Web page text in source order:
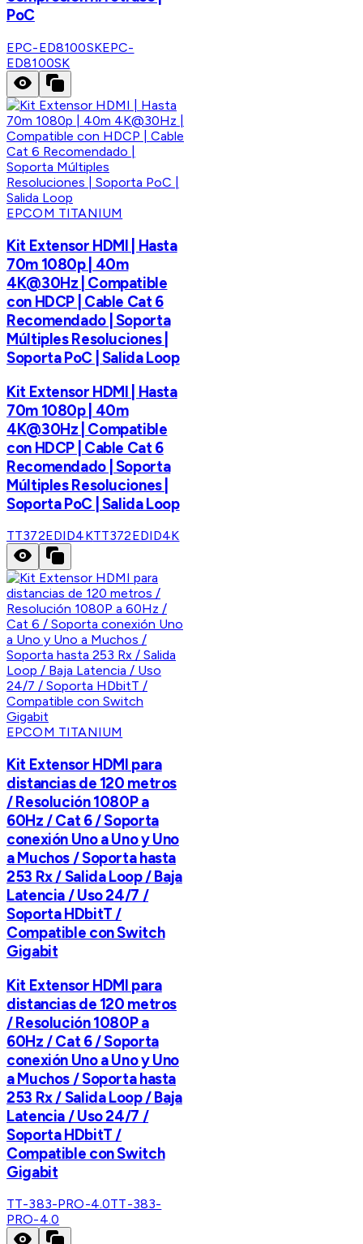
PoC
EPC-ED8100SKEPC-
ED8100SK
EPCOM TITANIUM
Kit Extensor HDMI | Hasta
70m 1080p | 40m
4K@30Hz | Compatible
con HDCP | Cable Cat 6
Recomendado | Soporta
Múltiples Resoluciones |
Soporta PoC | Salida Loop
Kit Extensor HDMI | Hasta
70m 1080p | 40m
4K@30Hz | Compatible
con HDCP | Cable Cat 6
Recomendado | Soporta
Múltiples Resoluciones |
Soporta PoC | Salida Loop
TT372EDID4KTT372EDID4K
EPCOM TITANIUM
Kit Extensor HDMI para
distancias de 120 metros
/ Resolución 1080P a
60Hz / Cat 6 / Soporta
conexión Uno a Uno y Uno
a Muchos / Soporta hasta
253 Rx / Salida Loop / Baja
Latencia / Uso 24/7 /
Soporta HDbitT /
Compatible con Switch
Gigabit
Kit Extensor HDMI para
distancias de 120 metros
/ Resolución 1080P a
60Hz / Cat 6 / Soporta
conexión Uno a Uno y Uno
a Muchos / Soporta hasta
253 Rx / Salida Loop / Baja
Latencia / Uso 24/7 /
Soporta HDbitT /
Compatible con Switch
Gigabit
TT-383-PRO-4.0TT-383-
PRO-4.0